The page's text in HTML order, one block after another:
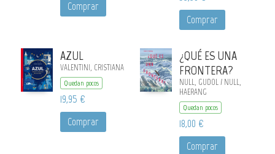
Comprar
Comprar
AZUL
VALENTINI, CRISTIANA
Quedan pocos
19,95 €
Comprar
¿QUÉ ES UNA
FRONTERA?
NULL, GUDOL / NULL,
HAERANG
Quedan pocos
18,00 €
Comprar